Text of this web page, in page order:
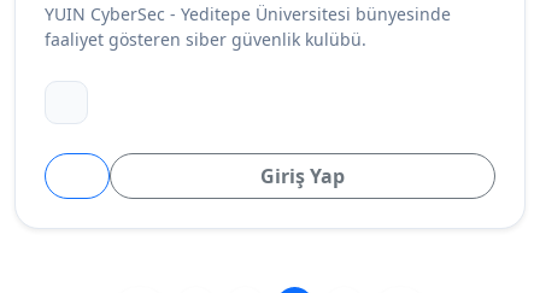
YUIN CyberSec - Yeditepe Üniversitesi bünyesinde
faaliyet gösteren siber güvenlik kulübü.
Giriş Yap